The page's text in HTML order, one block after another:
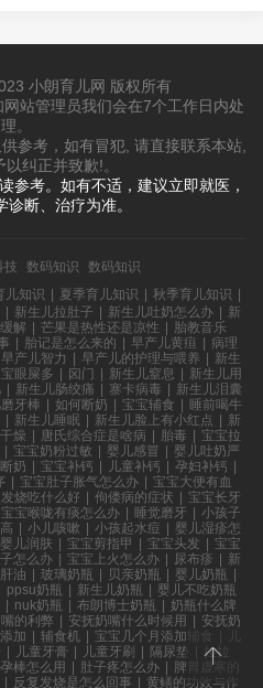
小朗育儿网 版权所有
站管理员我们会在7个工作日内处
理。
参考，如有冒犯, 请直接联系本站,
纠正并致歉!。
参考。如有不适，建议立即就医，
诊断、治疗为准。
技 数码知识
数码知识
儿知识 | 夏季育儿知识 | 秋季育儿知识 |
| 新生儿拉肚子 | 新生儿吐奶怎么办 | 新
解 | 芒果是热性还是凉性 | 胎教音乐
| 胎记是怎么来的 | 早产儿黄疸 | 病理
早产儿智力 | 早产儿的护理与喂养 | 新生
眼屎多 | 囟门 | 新生儿窒息 | 新生儿用
| 新生儿肠绞痛 | 寨卡病毒 | 新生儿泪囊
牙棒 | 如何断奶 | 宝宝辅食 | 睡前喝牛
| 新生儿睡眠 | 新生儿脸上有小红点 | 新
燥 | 唐氏综合症是啥病 | 胎毒 | 宝宝拉
| 宝宝奶粉过敏 | 婴儿感冒 | 婴儿吐奶严
奶 | 宝宝补钙 | 儿童补钙 | 孕妇补钙 |
| 宝宝肚子胀气怎么办 | 宝宝大便有血
发烧吃什么好 | 佝偻病的症状 | 宝宝长牙
宝宝喉咙有痰怎么办 | 睡觉磨牙 | 小孩子
| 小儿咳嗽 | 小孩起水痘 | 婴儿湿疹怎
儿润肤 | 宝宝剪指甲 | 宝宝头发 | 宝宝
怎么办 | 宝宝上火怎么办 | 尿布疹 | 新
油 | 玻璃奶瓶 | 贝亲奶瓶 | 婴儿奶瓶 |
ppsu奶瓶 | 新生儿奶瓶 | 婴儿不吃奶瓶
| nuk奶瓶 | 布朗博士奶瓶 | 奶瓶什么牌
的利弊 | 安抚奶嘴什么时候用 | 安抚奶
加 | 辅食机 | 宝宝几个月添加辅食
| 儿童牙膏 | 儿童牙刷 | 隔尿垫
拉拉
棒怎么用 | 肚子疼怎么办 | 脾胃虚寒的
| 反复发烧是怎么回事 | 黄鳝的功效与作